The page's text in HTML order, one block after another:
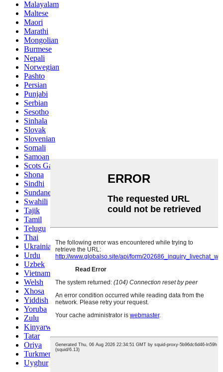
Malayalam
Maltese
Maori
Marathi
Mongolian
Burmese
Nepali
Norwegian
Pashto
Persian
Punjabi
Serbian
Sesotho
Sinhala
Slovak
Slovenian
Somali
Samoan
Scots Gaelic
Shona
Sindhi
Sundanese
Swahili
Tajik
Tamil
Telugu
Thai
Ukrainian
Urdu
Uzbek
Vietnamese
Welsh
Xhosa
Yiddish
Yoruba
Zulu
Kinyarwanda
Tatar
Oriya
Turkmen
Uyghur